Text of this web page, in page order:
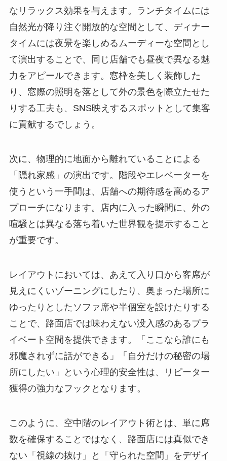
なリラックス効果を与えます。ランチタイムには
自然光が降り注ぐ開放的な空間として、ディナー
タイムには夜景を楽しめるムーディーな空間とし
て演出することで、同じ店舗でも昼夜で異なる魅
力をアピールできます。窓枠を美しく装飾した
り、窓際の照明を落として外の景色を際立たせた
りする工夫も、SNS映えするスポットとして集客
に貢献するでしょう。
次に、物理的に地面から離れていることによる
「隠れ家感」の演出です。階段やエレベーターを
使うという一手間は、店舗への期待感を高めるア
プローチになります。店内に入った瞬間に、外の
喧騒とは異なる落ち着いた世界観を提示すること
が重要です。
レイアウトにおいては、あえて入り口から客席が
見えにくいゾーニングにしたり、奥まった場所に
ゆったりとしたソファ席や半個室を設けたりする
ことで、路面店では味わえない没入感のあるプラ
イベート空間を提供できます。「ここなら誰にも
邪魔されずに話ができる」「自分だけの秘密の場
所にしたい」という心理的安全性は、リピーター
獲得の強力なフックとなります。
このように、空中階のレイアウト術とは、単に席
数を確保することではなく、路面店には真似でき
ない「視線の抜け」と「守られた空間」をデザイ